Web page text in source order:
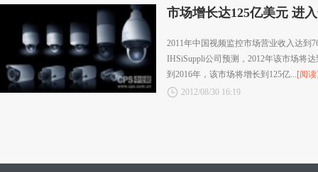
市场增长达125亿美元 进
2011年中国视频监控市场营业收入达到
IHSiSuppli公司预测，2012年该市场将
到2016年，该市场将增长到125亿...[阅
2012/08/30 16:19